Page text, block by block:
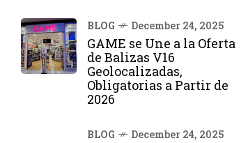
BLOG December 24, 2025
GAME se Une a la Oferta
de Balizas V16
Geolocalizadas,
Obligatorias a Partir de
2026
BLOG December 24, 2025